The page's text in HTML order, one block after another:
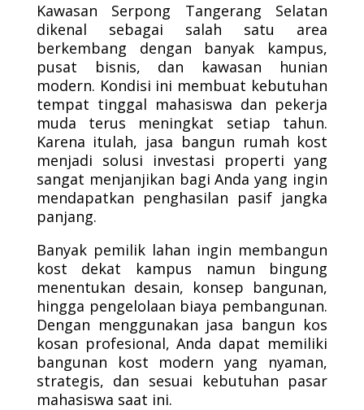
Kawasan Serpong Tangerang Selatan
dikenal sebagai salah satu area
berkembang dengan banyak kampus,
pusat bisnis, dan kawasan hunian
modern. Kondisi ini membuat kebutuhan
tempat tinggal mahasiswa dan pekerja
muda terus meningkat setiap tahun.
Karena itulah, jasa bangun rumah kost
menjadi solusi investasi properti yang
sangat menjanjikan bagi Anda yang ingin
mendapatkan penghasilan pasif jangka
panjang.
Banyak pemilik lahan ingin membangun
kost dekat kampus namun bingung
menentukan desain, konsep bangunan,
hingga pengelolaan biaya pembangunan.
Dengan menggunakan jasa bangun kos
kosan profesional, Anda dapat memiliki
bangunan kost modern yang nyaman,
strategis, dan sesuai kebutuhan pasar
mahasiswa saat ini.